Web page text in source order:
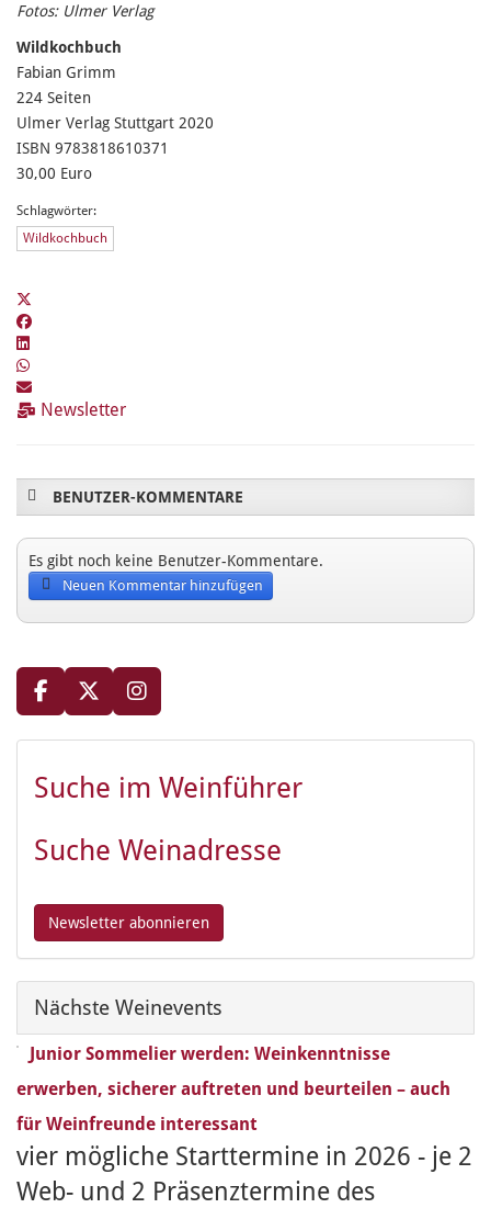
Fotos: Ulmer Verlag
Wildkochbuch
Fabian Grimm
224 Seiten
Ulmer Verlag Stuttgart 2020
ISBN 9783818610371
30,00 Euro
Schlagwörter:
Wildkochbuch
Newsletter
BENUTZER-KOMMENTARE
Es gibt noch keine Benutzer-Kommentare.
Neuen Kommentar hinzufügen
Suche im Weinführer
Suche Weinadresse
Nächste Weinevents
Junior Sommelier werden: Weinkenntnisse
erwerben, sicherer auftreten und beurteilen – auch
für Weinfreunde interessant
vier mögliche Starttermine in 2026 - je 2
Web- und 2 Präsenztermine des